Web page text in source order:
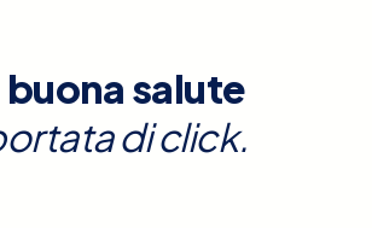
buona salute
di click.